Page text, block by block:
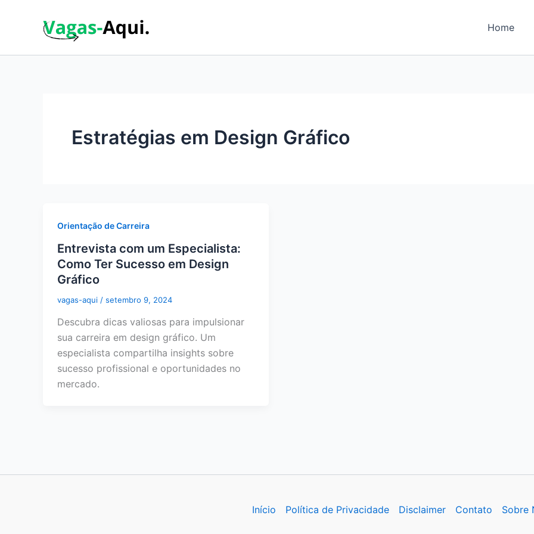
conteúdo
Home
Estratégias em Design Gráfico
Orientação de Carreira
Entrevista com um Especialista:
Como Ter Sucesso em Design
Gráfico
vagas-aqui / setembro 9, 2024
Descubra dicas valiosas para impulsionar
sua carreira em design gráfico. Um
especialista compartilha insights sobre
sucesso profissional e oportunidades no
mercado.
Início Política de Privacidade Disclaimer Contato Sobre